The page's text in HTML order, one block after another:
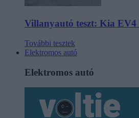
Villanyautó teszt: Kia
További tesztek
Elektromos autó
Elektromos autó